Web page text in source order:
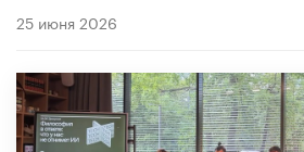
25 июня 2026